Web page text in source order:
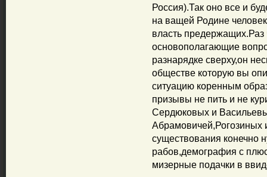
Россия).Так оно все и
на ващей Родине
власть
основополагающие
разнарядке сверху,он
обществе которую вы
ситуацию коренным
призывы не пить и не
Сердюковых и
Абрамовичей,Рогозиных
существования конечно
рабов,демография с
мизерные подачки в